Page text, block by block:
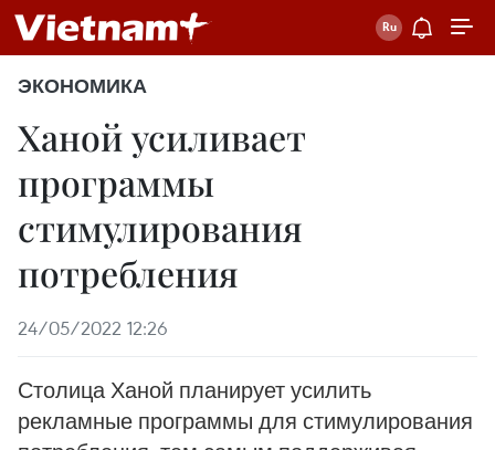
ЭКОНОМИКА
Ханой усиливает
программы
стимулирования
потребления
24/05/2022 12:26
Столица Ханой планирует усилить
рекламные программы для стимулирования